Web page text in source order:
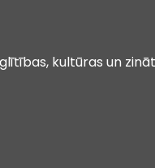
kultūras un